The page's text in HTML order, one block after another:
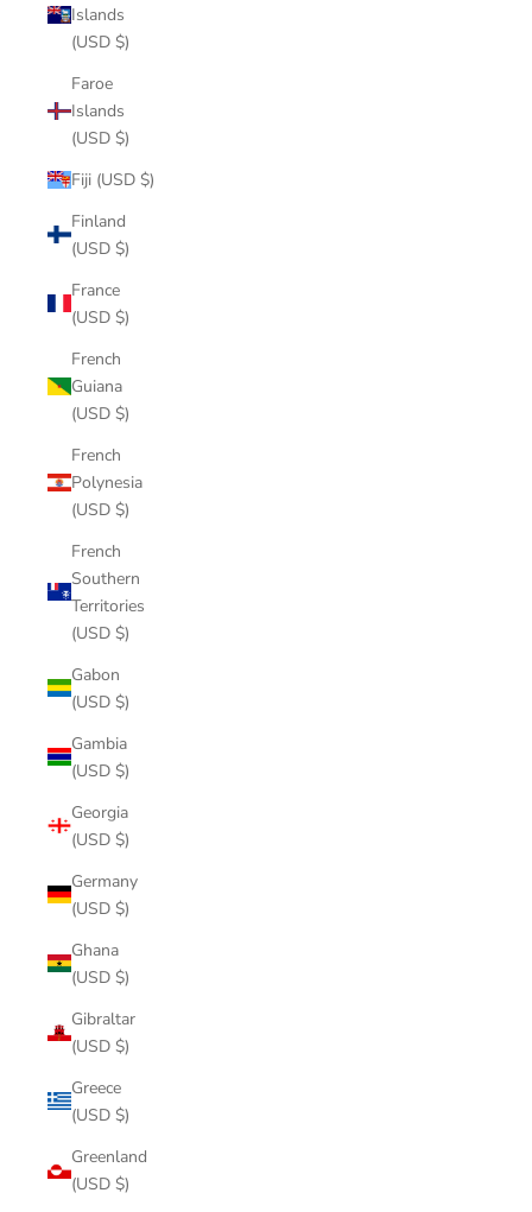
Islands
(USD $)
Faroe
Islands
(USD $)
Fiji (USD $)
Finland
(USD $)
France
(USD $)
French
Guiana
(USD $)
French
Polynesia
(USD $)
French
Southern
Territories
(USD $)
Gabon
(USD $)
Gambia
(USD $)
Georgia
(USD $)
Germany
(USD $)
Ghana
(USD $)
Gibraltar
(USD $)
Greece
(USD $)
Greenland
(USD $)